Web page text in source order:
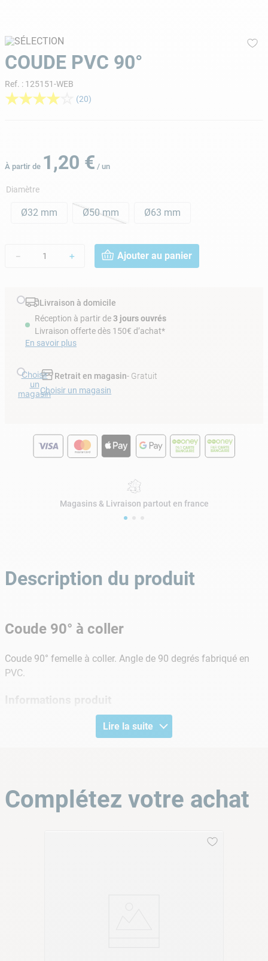
COUDE PVC 90°
Ref. : 125151-WEB
★★★★ (20)
À partir de 1,20 € / un
Diamètre
Ø32 mm Ø50 mm Ø63 mm
＋
－ Ajouter au panier
Livraison à domicile
Réception à partir de3 jours ouvrés
Livraison offerte dès 150€ d’achat*
En savoir plus
Choisir
un
magasin
Retrait en magasin- Gratuit
Choisir un magasin
Magasins & Livraison partout en france
Description du produit
Coude 90° à coller
Coude 90° femelle à coller. Angle de 90 degrés fabriqué en
PVC.
Informations produit
Coude fabriqué par injection
Conforme aux normes DIN 8063, EN1452-3 (raccords à
Coude à coller uniquement avec une colle spéciale PVC
pression
Lire la suite
Complétez votre achat